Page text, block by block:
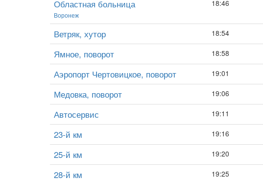
Областная больница
Воронеж
18:46
Ветряк, хутор 18:54
Ямное, поворот 18:58
Аэропорт Чертовицкое, поворот 19:01
Медовка, поворот 19:06
Автосервис 19:11
23-й км 19:16
25-й км 19:20
28-й км 19:25